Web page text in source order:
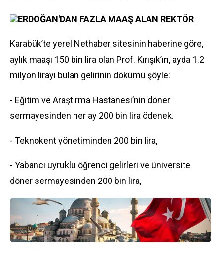
ERDOĞAN'DAN FAZLA MAAŞ ALAN REKTÖR
Karabük’te yerel Nethaber sitesinin haberine göre,
aylık maaşı 150 bin lira olan Prof. Kırışık’ın, ayda 1.2
milyon lirayı bulan gelirinin dökümü şöyle:
- Eğitim ve Araştırma Hastanesi’nin döner
sermayesinden her ay 200 bin lira ödenek.
- Teknokent yönetiminden 200 bin lira,
- Yabancı uyruklu öğrenci gelirleri ve üniversite
döner sermayesinden 200 bin lira,